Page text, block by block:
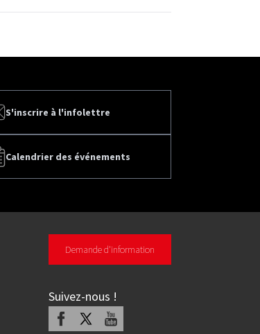
S'inscrire à l'infolettre
Calendrier des événements
Demande d'information
Suivez-nous !
Facebook Youtube